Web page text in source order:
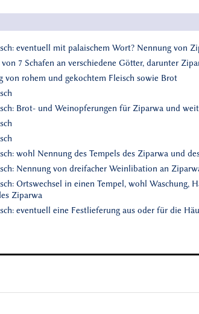
eventuell mit palaischem Wort? Nennung von
7 Schafen an verschiedene Götter, darunter
von rohem und gekochtem Fleisch sowie Brot
Brot- und Weinopferungen für Ziparwa und
wohl Nennung des Tempels des Ziparwa und
Nennung von dreifacher Weinlibation an
Ortswechsel in einen Tempel, wohl Waschung,
Ziparwa
eventuell eine Festlieferung aus oder für die